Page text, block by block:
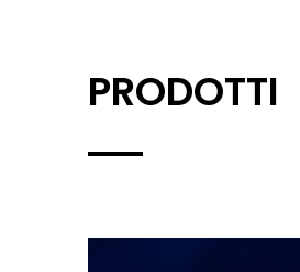
PRODOTTI